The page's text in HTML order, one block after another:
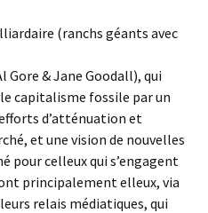
(ranchs géants avec
& Jane Goodall), qui
capitalisme fossile par un
d’atténuation et
et une vision de nouvelles
pour celleux qui s’engagent
principalement elleux, via
relais médiatiques, qui